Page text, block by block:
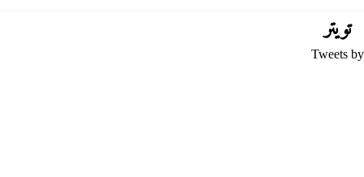
تويتر
Tweets by